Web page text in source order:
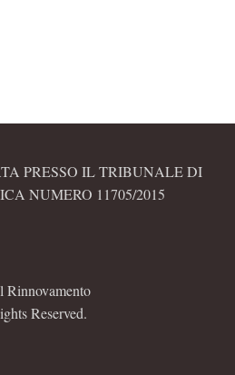
PRESSO IL TRIBUNALE DI
NUMERO 11705/2015
Reserved.